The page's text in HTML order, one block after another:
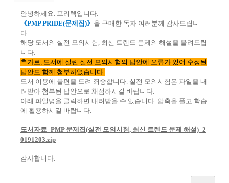
안녕하세요. 프리렉입니다.
《PMP PRIDE(문제집)》 을 구매한 독자 여러분께 감사드립니
다.
해당 도서의 실전 모의시험, 최신 트렌드 문제의 해설을 올려드립
니다.
추가로, 도서에 실린 실전 모의시험의 답안에 오류가 있어 수정된
답안도 함께 첨부하였습니다.
도서 이용에 불편을 드려 죄송합니다. 실전 모의시험은 파일을 내
려받아 첨부된 답안으로 채점하시길 바랍니다.
아래 파일명을 클릭하면 내려받을 수 있습니다. 압축을 풀고 학습
에 활용하시길 바랍니다.
도서자료_PMP 문제집(실전 모의시험, 최신 트렌드 문제 해설)_2
0191203.zip
감사합니다.